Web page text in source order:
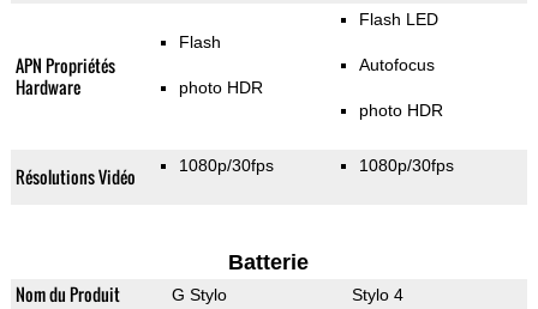
APN Propriétés
Hardware
Flash
photo HDR
Flash LED
Autofocus
photo HDR
Résolutions Vidéo 1080p/30fps 1080p/30fps
Batterie
Nom du Produit G Stylo Stylo 4